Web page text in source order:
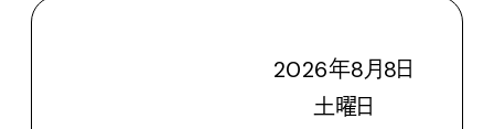
2026年8月8日
土曜日